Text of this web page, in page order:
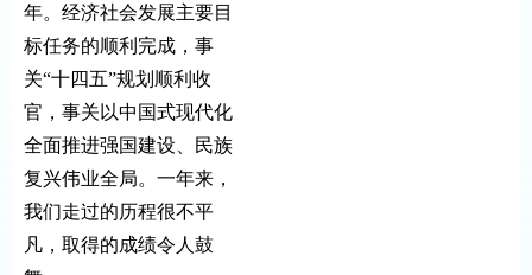
年。经济社会发展主要目
标任务的顺利完成，事
关“十四五”规划顺利收
官，事关以中国式现代化
全面推进强国建设、民族
复兴伟业全局。一年来，
我们走过的历程很不平
凡，取得的成绩令人鼓